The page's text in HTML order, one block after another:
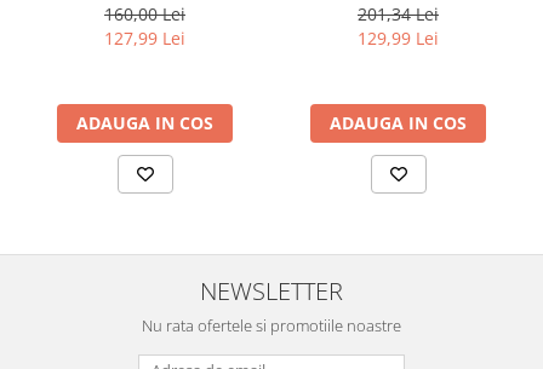
Integrity & Strength
Repairing Hair Lotion, 8 x 10
160,00 Lei
127,99 Lei
ADAUGA IN COS
treonina, Farmavita
Amethyste Stimulate, 12 x 8
201,34 Lei
129,99 Lei
ADAUGA IN COS
NEWSLETTER
Nu rata ofertele si promotiile noastre